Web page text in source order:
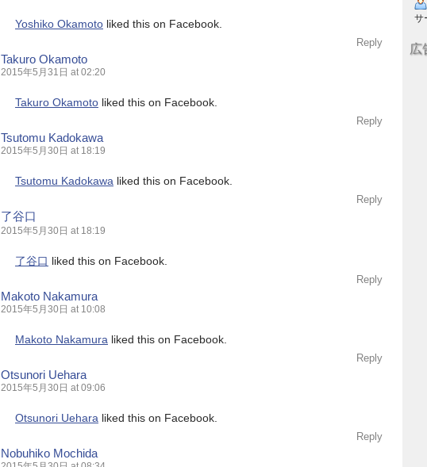
Yoshiko Okamoto liked this on Facebook.
Reply
Takuro Okamoto
2015年5月31日 at 02:20
Takuro Okamoto liked this on Facebook.
Reply
Tsutomu Kadokawa
2015年5月30日 at 18:19
Tsutomu Kadokawa liked this on Facebook.
Reply
了谷口
2015年5月30日 at 18:19
了谷口 liked this on Facebook.
Reply
Makoto Nakamura
2015年5月30日 at 10:08
Makoto Nakamura liked this on Facebook.
Reply
Otsunori Uehara
2015年5月30日 at 09:06
Otsunori Uehara liked this on Facebook.
Reply
Nobuhiko Mochida
サ
広